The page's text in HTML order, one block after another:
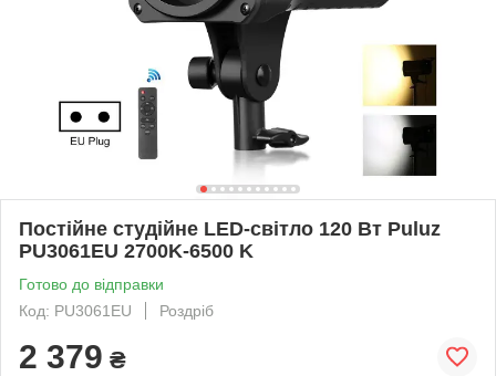
Постійне студійне LED-світло 120 Вт Puluz
PU3061EU 2700K-6500 K
Готово до відправки
Код: PU3061EU
Роздріб
2 379 ₴